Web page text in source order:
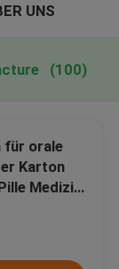
UNS
(100)
für orale
Karton
Medizin